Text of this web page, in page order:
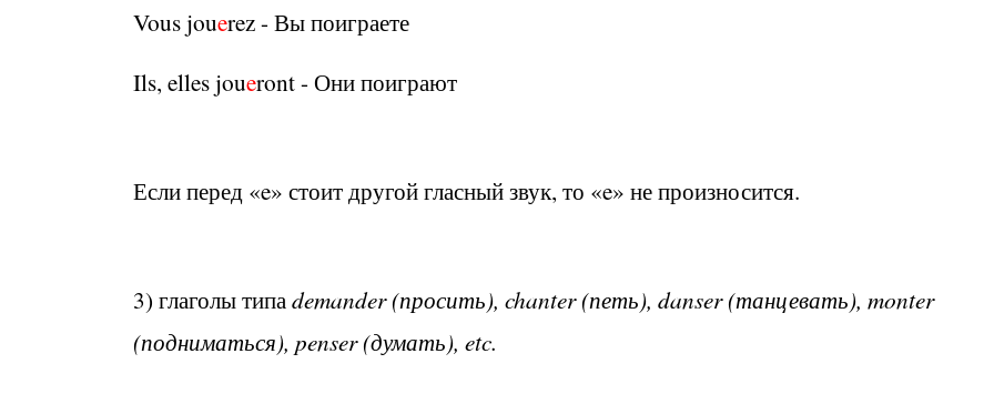
Vous jouerez - Вы поиграете
Ils, elles joueront - Они поиграют
Если перед «e» стоит другой гласный звук, то «e» не произносится.
3) глаголы типаdemander (просить), chanter (петь), danser (танцевать), monter
(подниматься), penser (думать), etc.